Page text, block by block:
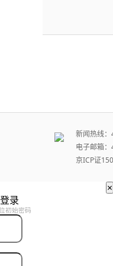
新闻热线
电子邮箱
京ICP证
×
录
初始密码